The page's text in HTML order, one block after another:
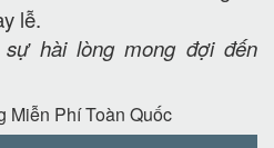
lễ.
hài lòng mong đợi đến
Miễn Phí Toàn Quốc